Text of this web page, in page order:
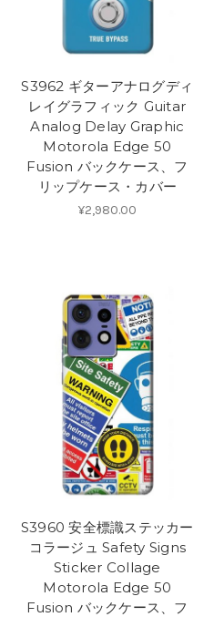
S3962 ギターアナログディ
レイグラフィック Guitar
Analog Delay Graphic
Motorola Edge 50
Fusion バックケース、フ
リップケース・カバー
¥2,980.00
S3960 安全標識ステッカー
コラージュ Safety Signs
Sticker Collage
Motorola Edge 50
Fusion バックケース、フ